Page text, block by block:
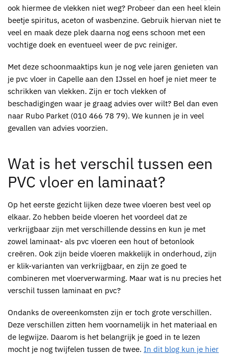
ook hiermee de vlekken niet weg? Probeer dan een heel klein
beetje spiritus, aceton of wasbenzine. Gebruik hiervan niet te
veel en maak deze plek daarna nog eens schoon met een
vochtige doek en eventueel weer de pvc reiniger.
Met deze schoonmaaktips kun je nog vele jaren genieten van
je pvc vloer in Capelle aan den IJssel en hoef je niet meer te
schrikken van vlekken. Zijn er toch vlekken of
beschadigingen waar je graag advies over wilt? Bel dan even
naar Rubo Parket (010 466 78 79). We kunnen je in veel
gevallen van advies voorzien.
Wat is het verschil tussen een
PVC vloer en laminaat?
Op het eerste gezicht lijken deze twee vloeren best veel op
elkaar. Zo hebben beide vloeren het voordeel dat ze
verkrijgbaar zijn met verschillende dessins en kun je met
zowel laminaat- als pvc vloeren een hout of betonlook
creëren. Ook zijn beide vloeren makkelijk in onderhoud, zijn
er klik-varianten van verkrijgbaar, en zijn ze goed te
combineren met vloerverwarming. Maar wat is nu precies het
verschil tussen laminaat en pvc?
Ondanks de overeenkomsten zijn er toch grote verschillen.
Deze verschillen zitten hem voornamelijk in het materiaal en
de legwijze. Daarom is het belangrijk je goed in te lezen
mocht je nog twijfelen tussen de twee. In dit blog kun je hier